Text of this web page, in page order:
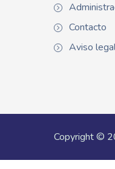
Contacto
Aviso
Copyright ©